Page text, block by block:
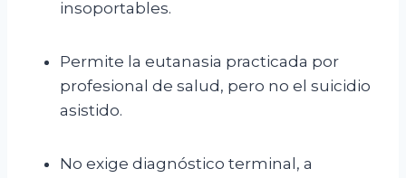
insoportables.
Permite la eutanasia practicada por
profesional de salud, pero no el suicidio
asistido.
No exige diagnóstico terminal, a